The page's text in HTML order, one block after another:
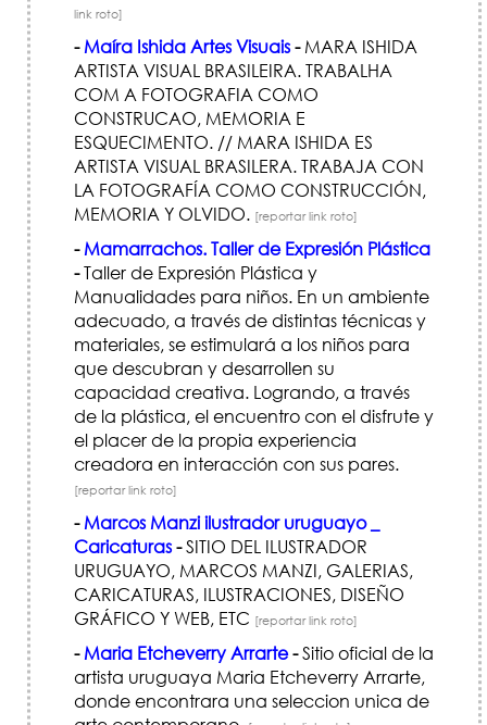
link roto]
- Maíra Ishida Artes Visuais-MARA ISHIDA
ARTISTA VISUAL BRASILEIRA. TRABALHA
COM A FOTOGRAFIA COMO
CONSTRUCAO, MEMORIA E
ESQUECIMENTO. // MARA ISHIDA ES
ARTISTA VISUAL BRASILERA. TRABAJA CON
LA FOTOGRAFÍA COMO CONSTRUCCIÓN,
MEMORIA Y OLVIDO. [reportar link roto]
- Mamarrachos. Taller de Expresión Plástica
-Taller de Expresión Plástica y
Manualidades para niños. En un ambiente
adecuado, a través de distintas técnicas y
materiales, se estimulará a los niños para
que descubran y desarrollen su
capacidad creativa. Logrando, a través
de la plástica, el encuentro con el disfrute y
el placer de la propia experiencia
creadora en interacción con sus pares.
[reportar link roto]
- Marcos Manzi ilustrador uruguayo _
Caricaturas-SITIO DEL ILUSTRADOR
URUGUAYO, MARCOS MANZI, GALERIAS,
CARICATURAS, ILUSTRACIONES, DISEÑO
GRÁFICO Y WEB, ETC [reportar link roto]
- Maria Etcheverry Arrarte-Sitio oficial de la
artista uruguaya Maria Etcheverry Arrarte,
donde encontrara una seleccion unica de